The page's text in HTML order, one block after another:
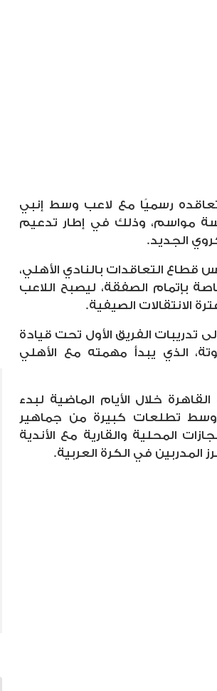
تعاقده رسميًا مع لاعب وسط إنبي
مواسم، وذلك في إطار تدعيم
الجديد.
قطاع التعاقدات بالنادي الأهلي،
بإتمام الصفقة، ليصبح اللاعب
الانتقالات الصيفية.
الفريق الأول تحت قيادة
الذي يبدأ مهمته مع الأهلي
خلال الأيام الماضية لبدء
وسط تطلعات كبيرة من جماهير
المحلية والقارية مع الأندية
المدربين في الكرة العربية.